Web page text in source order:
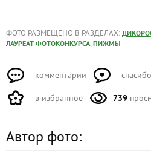
ФОТО РАЗМЕЩЕНО В РАЗДЕЛАХ:
ЛАУРЕАТ ФОТОКОНКУРСА, ПИЖМЫ
комментарии
в избранное 739
Автор фото: